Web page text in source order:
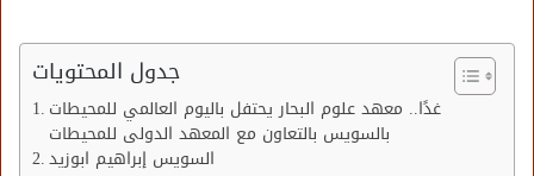
جدول المحتويات
غدًا.. معهد علوم البحار يحتفل باليوم العالمي للمحيطات
بالسويس بالتعاون مع المعهد الدولى للمحيطات
السويس إبراهيم ابوزيد